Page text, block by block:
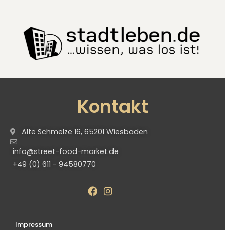
Kontakt
Alte Schmelze 16, 65201 Wiesbaden
info@street-food-market.de
+49 (0) 611 - 94580770
Impressum